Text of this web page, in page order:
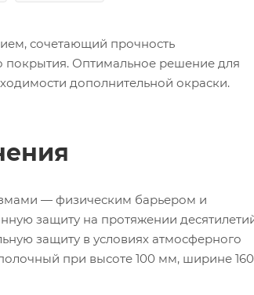
сочетающий прочность
покрытия. Оптимальное решение для
дополнительной окраски.
— физическим барьером и
защиту на протяжении
защиту в условиях атмосферного
при высоте 100 мм, ширине 160